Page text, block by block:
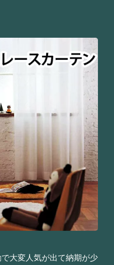
大変人気が出て納期が少